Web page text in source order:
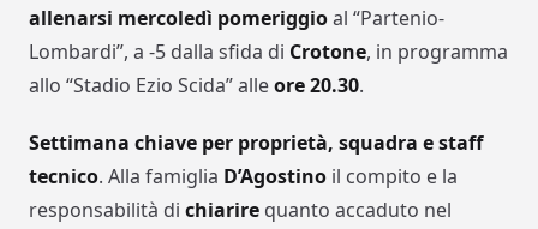
allenarsi mercoledì pomeriggioal “Partenio-
Lombardi”, a -5 dalla sfida di Crotone, in programma
allo “Stadio Ezio Scida” alleore 20.30.
Settimana chiave per proprietà, squadra e staff
tecnico. Alla famiglia D’Agostino il compito e la
responsabilità di chiarire quanto accaduto nel